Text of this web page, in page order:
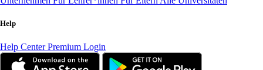
Help
Help CenterPremium Login